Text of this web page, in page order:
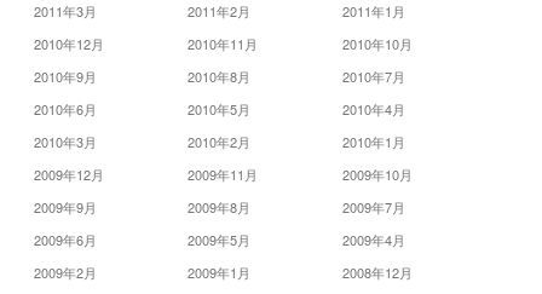
2011年3月
2011年2月
2011年1月
2010年12月
2010年11月
2010年10月
2010年9月
2010年8月
2010年7月
2010年6月
2010年5月
2010年4月
2010年3月
2010年2月
2010年1月
2009年12月
2009年11月
2009年10月
2009年9月
2009年8月
2009年7月
2009年6月
2009年5月
2009年4月
2009年2月
2009年1月
2008年12月